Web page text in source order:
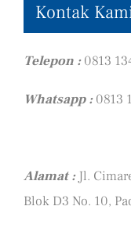
Kontak
Telepon :0813
Whatsapp :0813
Alamat : Jl.
Blok D3 No. 10,